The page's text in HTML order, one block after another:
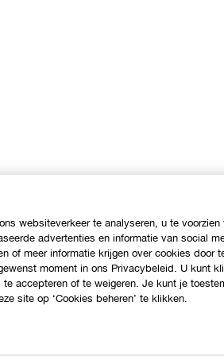
websiteverkeer te analyseren, u te
advertenties en informatie van social
of meer informatie krijgen over cookies door
moment in ons Privacybeleid. U kunt
accepteren of te weigeren. Je kunt je
site op ‘Cookies beheren’ te klikken.